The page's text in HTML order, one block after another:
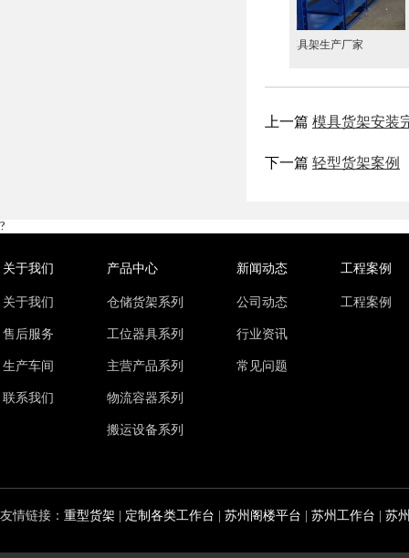
苏州模具架生产厂家
上一篇 模具货架安装
下一篇 轻型货架案例
?
关于我们
关于我们
售后服务
生产车间
联系我们
产品中心
仓储货架系列
工位器具系列
主营产品系列
物流容器系列
搬运设备系列
新闻动态
公司动态
行业资讯
常见问题
工程案例
工程案例
友情链接： 重型货架 定制各类工作台 苏州阁楼平台 苏州工作台 苏